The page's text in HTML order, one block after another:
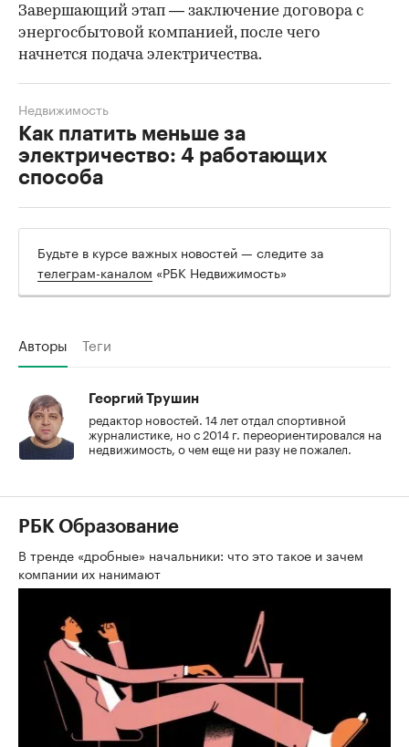
Завершающий этап — заключение договора с
энергосбытовой компанией, после чего
начнется подача электричества.
Как платить меньше за
электричество: 4 работающих
способа
Недвижимость
Будьте в курсе важных новостей — следите за
телеграм-каналом «РБК Недвижимость»
Авторы Теги
Георгий Трушин
редактор новостей. 14 лет отдал спортивной
журналистике, но с 2014 г. переориентировался на
недвижимость, о чем еще ни разу не пожалел.
РБК Образование
В тренде «дробные» начальники: что это такое и зачем
компании их нанимают